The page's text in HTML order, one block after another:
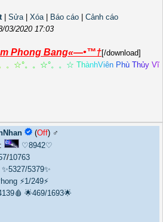
| Sửa| Xóa| Báo cáo
Cảnh cáo
03/2020 17:03
Phong Bang«—•™†[/download]
。 ☆°。 。 ☆°。 。 ☆ ThànhViên P hù Thủy Vĩ
(Off) ♂️
♡8942♡
/10763
✨5327/5379✨
⚡1/249⚡
🌟469/1693🌟